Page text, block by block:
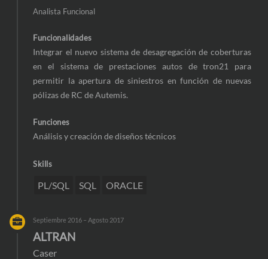
Analista Funcional
Funcionalidades
Integrar el nuevo sistema de desagregación de coberturas
en el sistema de prestaciones autos de tron21 para
permitir la apertura de siniestros en función de nuevas
pólizas de RC de Autemis.
Funciones
Análisis y creación de diseños técnicos
Skills
PL/SQL SQL ORACLE
Septiembre 2016 – Agosto 2017
ALTRAN
Caser